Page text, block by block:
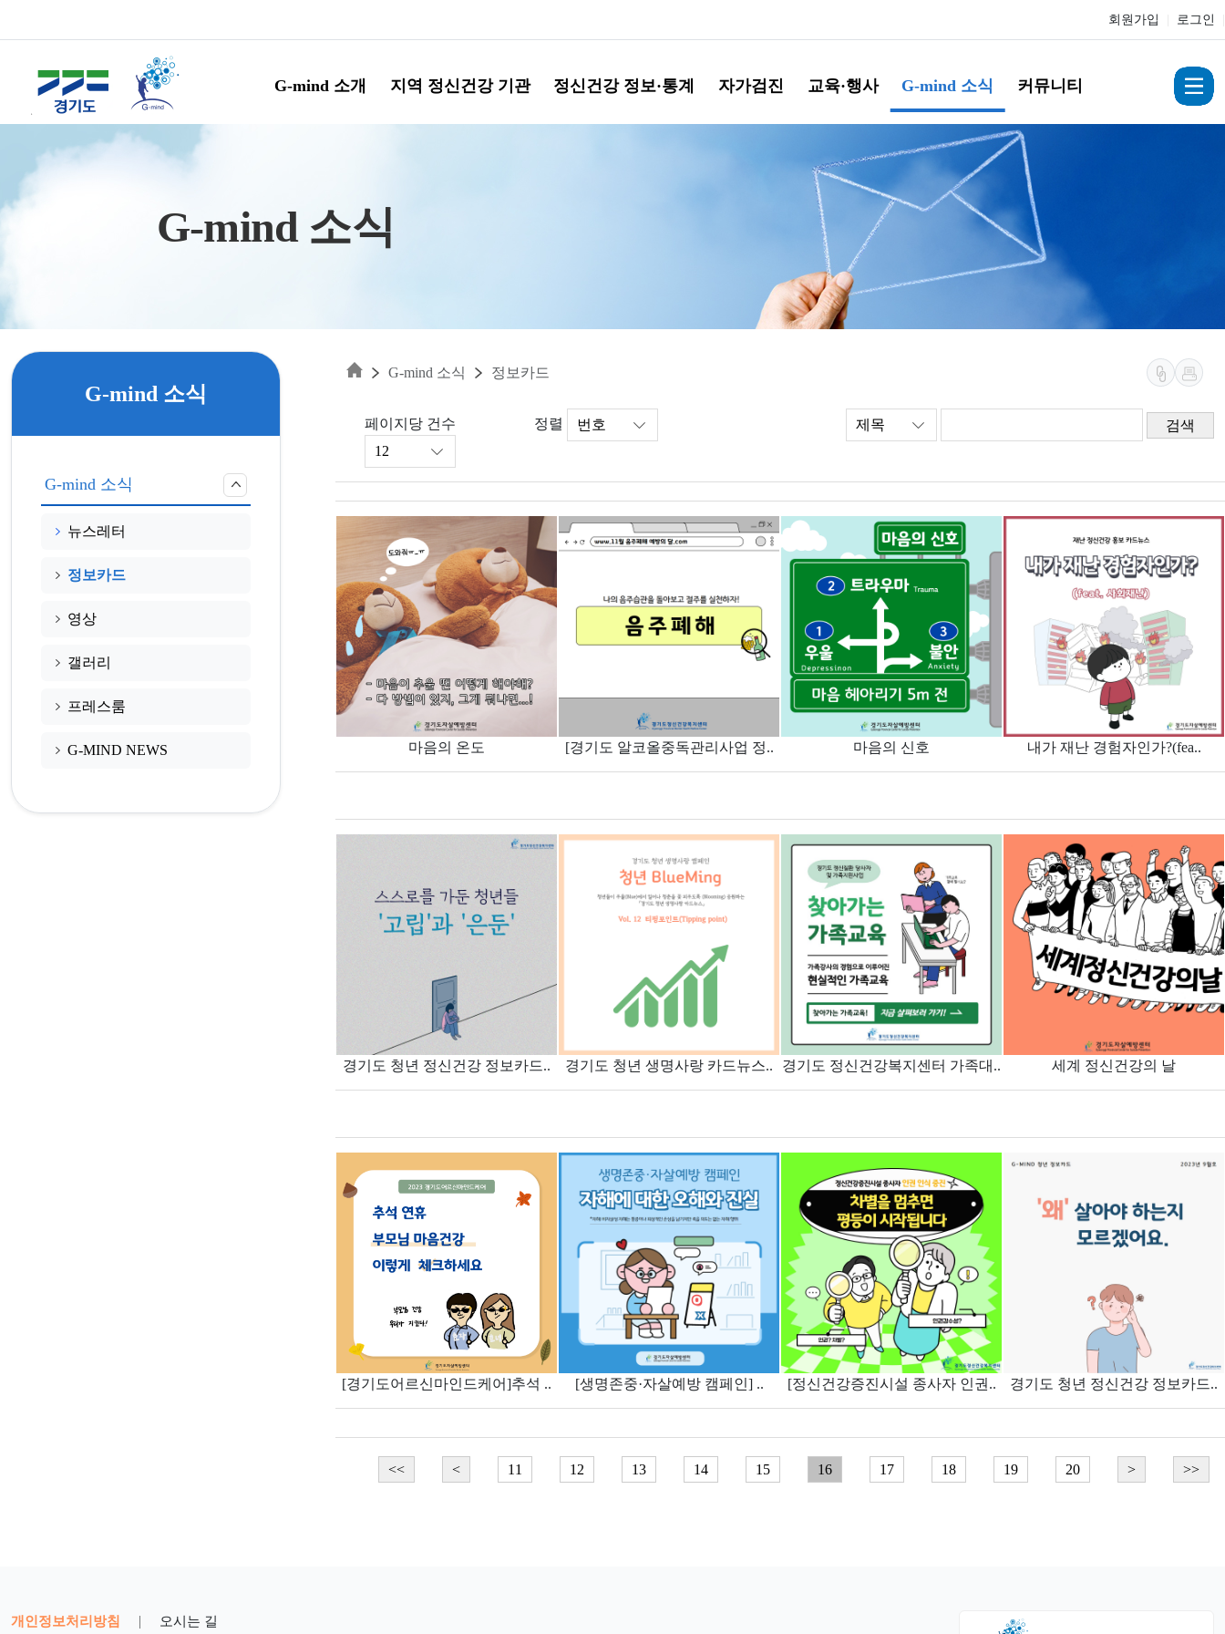
회원가입 로그인
G-mind 소개 지역 정신건강 기관 정신건강 정보·통계 자가검진 교육·행사 G-mind 소식 커뮤니티
G-mind 소식
G-mind 소식
G-mind 소식
뉴스레터
정보카드
영상
갤러리
프레스룸
G-MIND NEWS
G-mind 소식 정보카드
페이지당 건수 정렬 검색
마음의 온도 [경기도 알코올중독관리사업 정.. 마음의 신호 내가 재난 경험자인가?(fea..
경기도 청년 정신건강 정보카드.. 경기도 청년 생명사랑 카드뉴스.. 경기도 정신건강복지센터 가족대.. 세계 정신건강의 날
[경기도어르신마인드케어]추석 .. [생명존중·자살예방 캠페인] .. [정신건강증진시설 종사자 인권.. 경기도 청년 정신건강 정보카드..
<< < 11 12 13 14 15 16 17 18 19 20 > >>
개인정보처리방침 | 오시는 길